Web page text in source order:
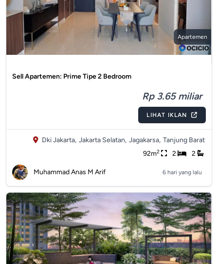
Apartemen
Sell Apartemen: Prime Tipe 2 Bedroom
Rp 3.65 miliar
LIHAT IKLAN
Dki Jakarta, Jakarta Selatan, Jagakarsa, Tanjung Barat
92m2 2 2
Muhammad Anas M Arif 6 hari yang lalu